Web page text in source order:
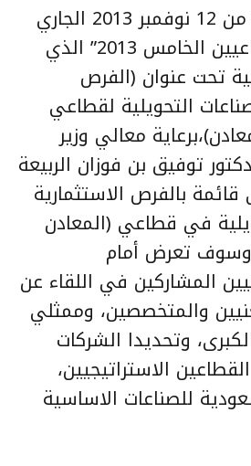
تنطلق خلال الفترة من 12 نوفمبر 2013 الجاري
فعاليات “لقاء الصناعيين الخامس 2013” الذي
تحت عنوان (الفرص
التحويلية لقطاعي
معالي وزير
توفيق بن فوزان الربيعة
بالفرص الاستثمارية
في قطاعي (المعادن
وسوف تعرض أمام
المشاركين في اللقاء عن
والمتخصصين، وممثلي
وتحديدا الشركات
الاستراتيجيين،
للصناعات الاساسية